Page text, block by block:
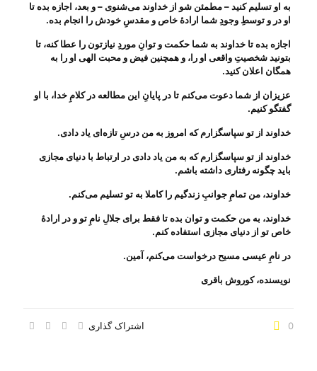
به او تسلیم کنید – مطمئن شو از خداوند می‌‌شنوی – و بعد، اجازه بده تا
او در و توسطِ وجودِ شما ارادهٔ خاص و مقدسِ خودش را انجام بده.
اجازه بده تا خداوند به شما حکمت و توانِ موردِ نیازتون را عطا کنه، تا
بتونید شخصیتِ واقعی او را، و همچنین فیض و محبت الهی او را به
همگان اعلان کنید.
عزیزان از شما دعوت می‌‌کنم تا در پایانِ این مطالعه در کلامِ خدا، با او
گفتگو کنیم.
خداوند از تو سپاسگزارم که امروز به من درسِ تازه‌ای یاد دادی.
خداوند از تو سپاسگزارم که به من یاد دادی در ارتباط با دنیای مجازی
باید چگونه رفتاری داشته باشم.
خداوند، من تمامِ جوانبِ زندگیم را کاملا به تو تسلیم می‌‌کنم.
خداوند، به من حکمت و توان بده تا فقط برای جلالِ نامِ تو و در ارادهٔ
خاص تو از دنیای مجازی استفاده کنم.
در نامِ عیسی مسیح درخواست می‌‌کنم، آمین.
نویسنده، کوروش باقری
اشتراک گذاری 0